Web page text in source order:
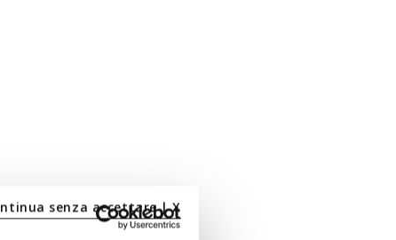
senza accettare | X